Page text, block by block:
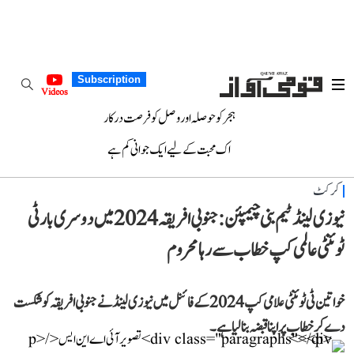
Subscription
Videos
ہجر کو حوصلہ اور وصل کو فرصت درکار
اک محبت کے لیے ایک جوانی کم ہے
کرکٹ
نیوزی لینڈ ٹیم بنی چیمپئن: جنوبی افریقہ 2024 میں دوسری بار ٹی
ٹوئنٹی عالمی کپ خطاب سے رہا محروم
خواتین ٹی ٹوئنٹی علامی کپ 2024 کے فائنل میں نیوزی لینڈ نے جنوبی افریقہ کو شکست
دے کر خطاب پر اپنا قبضہ بنا لیا ہے۔